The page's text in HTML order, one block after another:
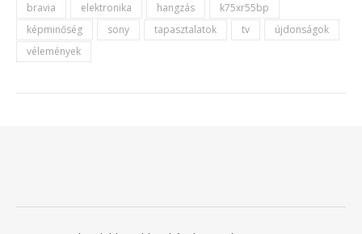
bravia elektronika hangzás
k75xr55bp
képminőség
sony tapasztalatok tv
újdonságok
vélemények